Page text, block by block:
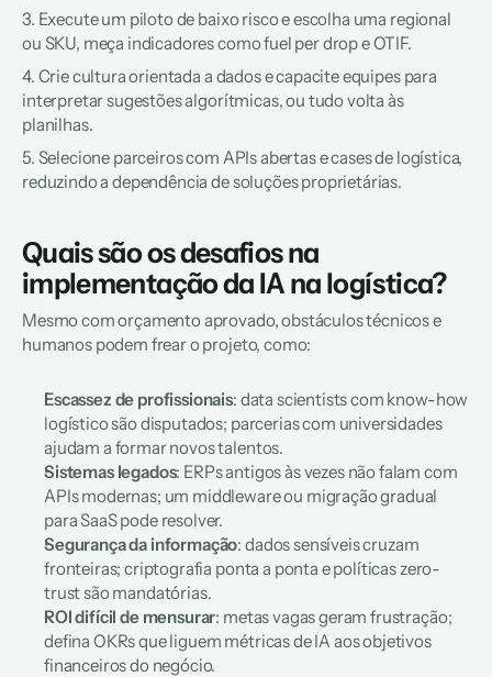
3. Execute um piloto de baixo risco e escolha uma regional
ou SKU, meça indicadores como fuel per drop e OTIF.
4. Crie cultura orientada a dados e capacite equipes para
interpretar sugestões algorítmicas, ou tudo volta às
planilhas.
5. Selecione parceiros com APIs abertas e cases de logística,
reduzindo a dependência de soluções proprietárias.
Quais são os desafios na
implementação da IA na logística?
Mesmo com orçamento aprovado, obstáculos técnicos e
humanos podem frear o projeto, como:
Escassez de profissionais: data scientists com know-how
logístico são disputados; parcerias com universidades
ajudam a formar novos talentos.
Sistemas legados: ERPs antigos às vezes não falam com
APIs modernas; um middleware ou migração gradual
para SaaS pode resolver.
Segurança da informação: dados sensíveis cruzam
fronteiras; criptografia ponta a ponta e políticas zero-
trust são mandatórias.
ROI difícil de mensurar: metas vagas geram frustração;
defina OKRs que liguem métricas de IA aos objetivos
financeiros do negócio.